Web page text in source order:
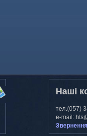
Наші
тел.(057)
e-mail: